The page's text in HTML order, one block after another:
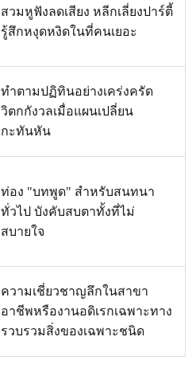
สวมหูฟังลดเสียง หลีกเลี่ยงปาร์ตี้
รู้สึกหงุดหงิดในที่คนเยอะ
ทำตามปฏิทินอย่างเคร่งครัด
วิตกกังวลเมื่อแผนเปลี่ยน
กะทันหัน
ท่อง "บทพูด" สำหรับสนทนา
ทั่วไป บังคับสบตาทั้งที่ไม่
สบายใจ
ความเชี่ยวชาญลึกในสาขา
อาชีพหรืองานอดิเรกเฉพาะทาง
รวบรวมสิ่งของเฉพาะชนิด